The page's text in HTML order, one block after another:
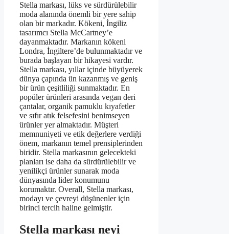
Stella markası, lüks ve sürdürülebilir
moda alanında önemli bir yere sahip
olan bir markadır. Kökeni, İngiliz
tasarımcı Stella McCartney’e
dayanmaktadır. Markanın kökeni
Londra, İngiltere’de bulunmaktadır ve
burada başlayan bir hikayesi vardır.
Stella markası, yıllar içinde büyüyerek
dünya çapında ün kazanmış ve geniş
bir ürün çeşitliliği sunmaktadır. En
popüler ürünleri arasında vegan deri
çantalar, organik pamuklu kıyafetler
ve sıfır atık felsefesini benimseyen
ürünler yer almaktadır. Müşteri
memnuniyeti ve etik değerlere verdiği
önem, markanın temel prensiplerinden
biridir. Stella markasının gelecekteki
planları ise daha da sürdürülebilir ve
yenilikçi ürünler sunarak moda
dünyasında lider konumunu
korumaktır. Overall, Stella markası,
modayı ve çevreyi düşünenler için
birinci tercih haline gelmiştir.
Stella markası neyi